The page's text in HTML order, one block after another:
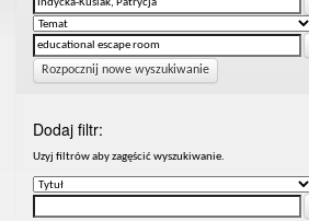
Rozpocznij nowe wyszukiwanie
Dodaj filtr:
Uzyj filtrów aby zagęścić wyszukiwanie.